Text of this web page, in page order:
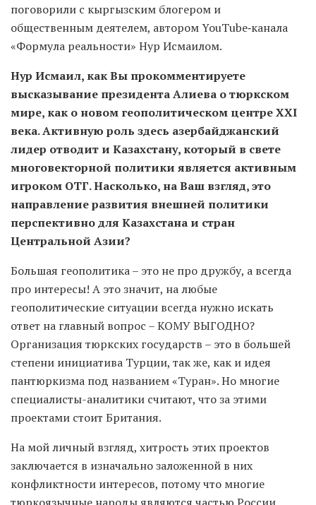
поговорили с кыргызским блогером и
общественным деятелем, автором YouTube‑канала
«Формула реальности» Нур Исмаилом.
Нур Исмаил, как Вы прокомментируете
высказывание президента Алиева о тюркском
мире, как о новом геополитическом центре XXI
века. Активную роль здесь азербайджанский
лидер отводит и Казахстану, который в свете
многовекторной политики является активным
игроком ОТГ. Насколько, на Ваш взгляд, это
направление развития внешней политики
перспективно для Казахстана и стран
Центральной Азии?
Большая геополитика – это не про дружбу, а всегда
про интересы! А это значит, на любые
геополитические ситуации всегда нужно искать
ответ на главный вопрос – КОМУ ВЫГОДНО?
Организация тюркских государств – это в большей
степени инициатива Турции, так же, как и идея
пантюркизма под названием «Туран». Но многие
специалисты-аналитики считают, что за этими
проектами стоит Британия.
На мой личный взгляд, хитрость этих проектов
заключается в изначально заложенной в них
конфликтности интересов, потому что многие